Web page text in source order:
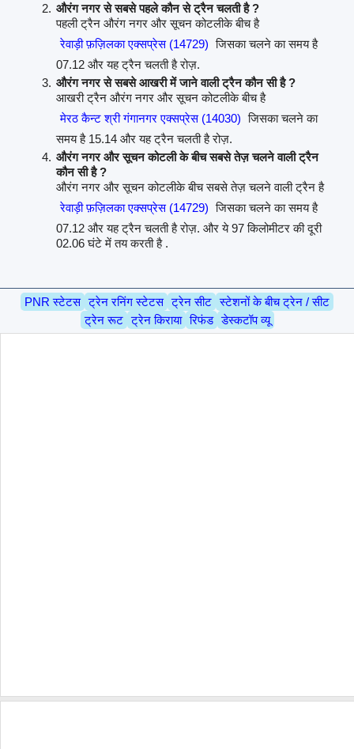
औरंग नगर से सबसे पहले कौन से ट्रैन चलती है ?
पहली ट्रैन औरंग नगर और सूचन कोटलीके बीच है
रेवाड़ी फ़ज़िलका एक्सप्रेस (14729) जिसका चलने का समय है
07.12 और यह ट्रैन चलती है रोज़.
औरंग नगर से सबसे आखरी में जाने वाली ट्रैन कौन सी है ?
आखरी ट्रैन औरंग नगर और सूचन कोटलीके बीच है
मेरठ कैन्ट श्री गंगानगर एक्सप्रेस (14030) जिसका चलने का
समय है 15.14 और यह ट्रैन चलती है रोज़.
औरंग नगर और सूचन कोटली के बीच सबसे तेज़ चलने वाली ट्रैन
कौन सी है ?
औरंग नगर और सूचन कोटलीके बीच सबसे तेज़ चलने वाली ट्रैन है
रेवाड़ी फ़ज़िलका एक्सप्रेस (14729) जिसका चलने का समय है
07.12 और यह ट्रैन चलती है रोज़. और ये 97 किलोमीटर की दूरी
02.06 घंटे में तय करती है .
PNR स्टेटस ट्रेन रनिंग स्टेटस ट्रेन सीट स्टेशनों के बीच ट्रेन / सीट
ट्रेन रूट ट्रेन किराया रिफंड डेस्कटॉप व्यू